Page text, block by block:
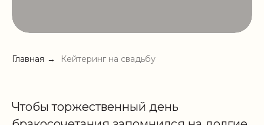
Главная → Кейтеринг на свадьбу
Чтобы торжественный день